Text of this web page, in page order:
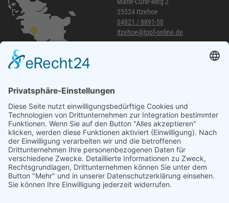
Marie-Curie-Ring 2
25524 Itzehoe
04821 / 8891-50
itzehoe@topf-online.de
040 / 21 04 04 04-04
glinde@topf-online.de
Öffnungszeiten und mehr